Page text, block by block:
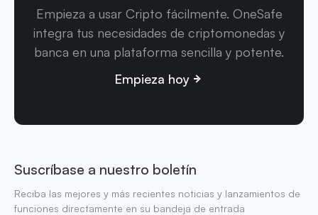
Empieza a usar Cripto fácilmente. OneSafe
integra tus necesidades de criptomonedas y
banca en una plataforma sencilla y potente.
Empieza hoy
Suscríbase a nuestro boletín
Reciba las mejores y más recientes noticias y lanzamientos de
funciones directamente en su bandeja de entrada